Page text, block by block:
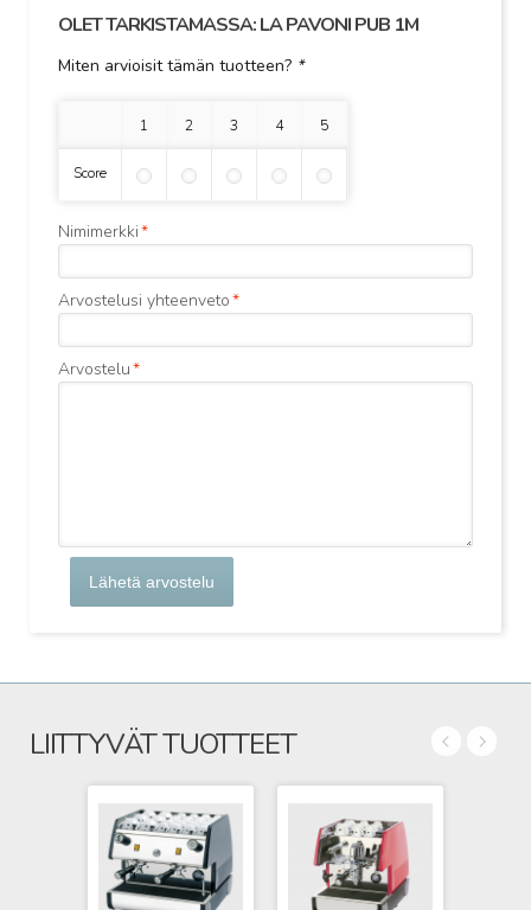
OLET TARKISTAMASSA:LA PAVONI PUB 1M
Miten arvioisit tämän tuotteen? *
1 tähti 2 tähteä3 tähteä4 tähteä5 tähteä
Score
*
Nimimerkki
*
Arvostelusi yhteenveto
*
Arvostelu
Lähetä arvostelu
LIITTYVÄT TUOTTEET